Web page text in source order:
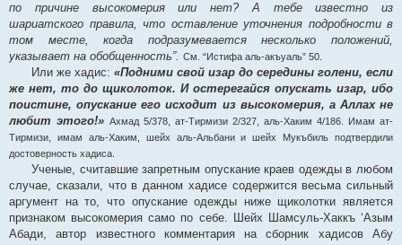
по причине высокомерия или нет? А тебе известно из
шариатского правила, что оставление уточнения подробности в
том месте, когда подразумевается несколько положений,
указывает на обобщенность”. См. “Истифа аль-акъуаль” 50.
Или же хадис: «Подними свой изар до середины голени, если
же нет, то до щиколоток. И остерегайся опускать изар, ибо
поистине, опускание его исходит из высокомерия, а Аллах не
любит этого!» Ахмад 5/378, ат-Тирмизи 2/327, аль-Хаким 4/186. Имам ат-
Тирмизи, имам аль-Хаким, шейх аль-Альбани и шейх Мукъбиль подтвердили
достоверность хадиса.
Ученые, считавшие запретным опускание краев одежды в любом
случае, сказали, что в данном хадисе содержится весьма сильный
аргумент на то, что опускание одежды ниже щиколотки является
признаком высокомерия само по себе. Шейх Шамсуль-Хаккъ ‘Азым
Абади, автор известного комментария на сборник хадисов Абу